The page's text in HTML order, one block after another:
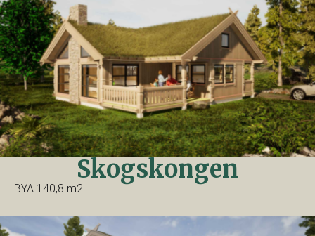
Skogskongen
BYA 140,8 m2